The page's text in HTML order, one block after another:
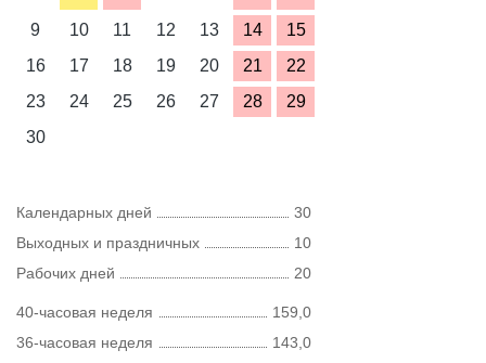
9
10 11 12 13 14
15
16
17 18 19 20 21
22
23
24 25 26 27 28
29
30
Календарных дней
30
Выходных и праздничных
10
Рабочих дней
20
40-часовая неделя
159,0
36-часовая неделя
143,0